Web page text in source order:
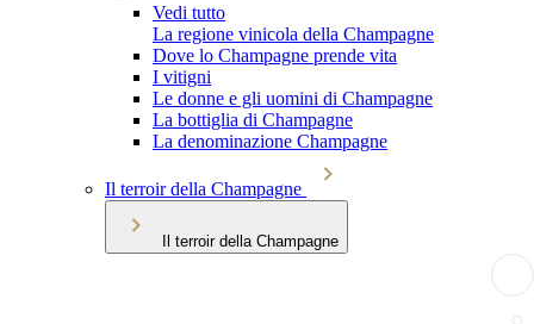
Vedi tutto
La regione vinicola della Champagne
Dove lo Champagne prende vita
I vitigni
Le donne e gli uomini di Champagne
La bottiglia di Champagne
La denominazione Champagne
Il terroir della Champagne
Il terroir della Champagne